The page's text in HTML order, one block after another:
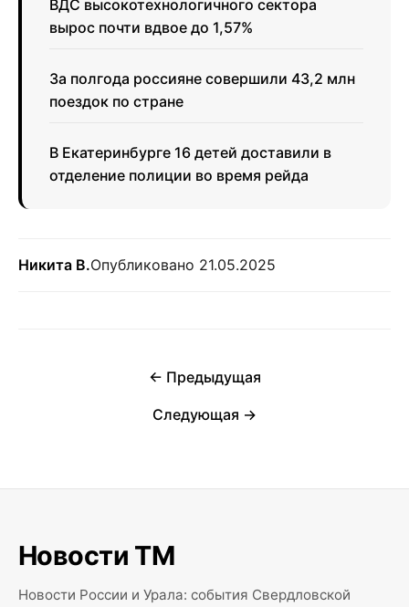
ВДС высокотехнологичного сектора
вырос почти вдвое до 1,57%
За полгода россияне совершили 43,2 млн
поездок по стране
В Екатеринбурге 16 детей доставили в
отделение полиции во время рейда
Никита В.Опубликовано 21.05.2025
← Предыдущая
Следующая →
Новости ТМ
Новости России и Урала: события Свердловской